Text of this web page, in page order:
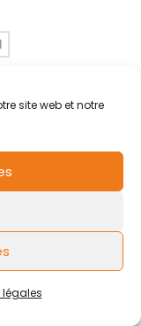
site web et notre
légales